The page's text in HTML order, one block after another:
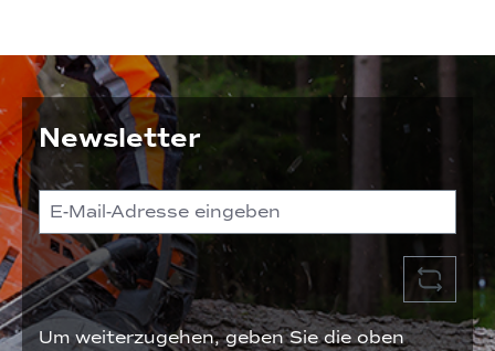
Newsletter
Um weiterzugehen, geben Sie die oben